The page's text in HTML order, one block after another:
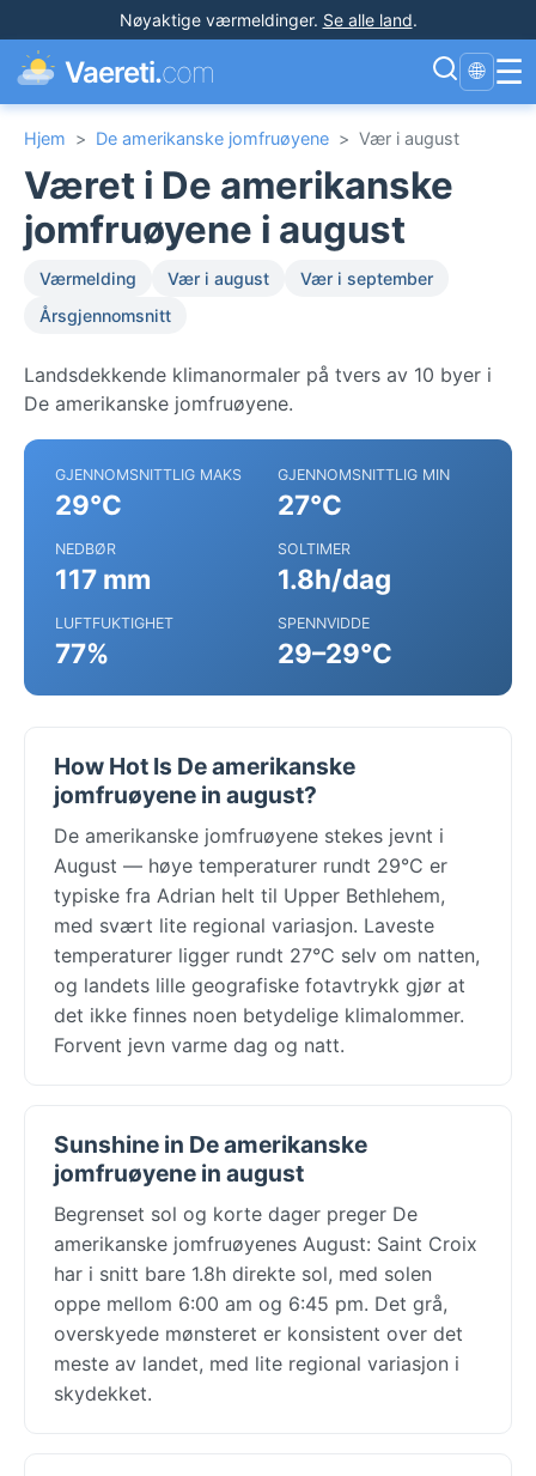
Nøyaktige værmeldinger. Se alle land.
Vaereti.com 🌐 ☰
Hjem > De amerikanske jomfruøyene > Vær i august
Været i De amerikanske
jomfruøyene i august
Værmelding Vær i august
Vær i september
Årsgjennomsnitt
Landsdekkende klimanormaler på tvers av 10 byer i
De amerikanske jomfruøyene.
GJENNOMSNITTLIG MAKS
29°C
GJENNOMSNITTLIG MIN
27°C
NEDBØR
117 mm
SOLTIMER
1.8h/dag
LUFTFUKTIGHET
77%
SPENNVIDDE
29–29°C
How Hot Is De amerikanske
jomfruøyene in august?
De amerikanske jomfruøyene stekes jevnt i
August — høye temperaturer rundt 29°C er
typiske fra Adrian helt til Upper Bethlehem,
med svært lite regional variasjon. Laveste
temperaturer ligger rundt 27°C selv om natten,
og landets lille geografiske fotavtrykk gjør at
det ikke finnes noen betydelige klimalommer.
Forvent jevn varme dag og natt.
Sunshine in De amerikanske
jomfruøyene in august
Begrenset sol og korte dager preger De
amerikanske jomfruøyenes August: Saint Croix
har i snitt bare 1.8h direkte sol, med solen
oppe mellom 6:00 am og 6:45 pm. Det grå,
overskyede mønsteret er konsistent over det
meste av landet, med lite regional variasjon i
skydekket.